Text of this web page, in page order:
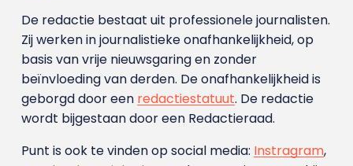
De redactie bestaat uit professionele journalisten.
Zij werken in journalistieke onafhankelijkheid, op
basis van vrije nieuwsgaring en zonder
beïnvloeding van derden. De onafhankelijkheid is
geborgd door een redactiestatuut. De redactie
wordt bijgestaan door een Redactieraad.
Punt is ook te vinden op social media: Instragram,